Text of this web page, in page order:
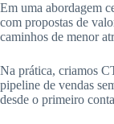
Em uma abordagem
com propostas de
caminhos de menor
Na prática, criamos
pipeline de vendas
desde o primeiro